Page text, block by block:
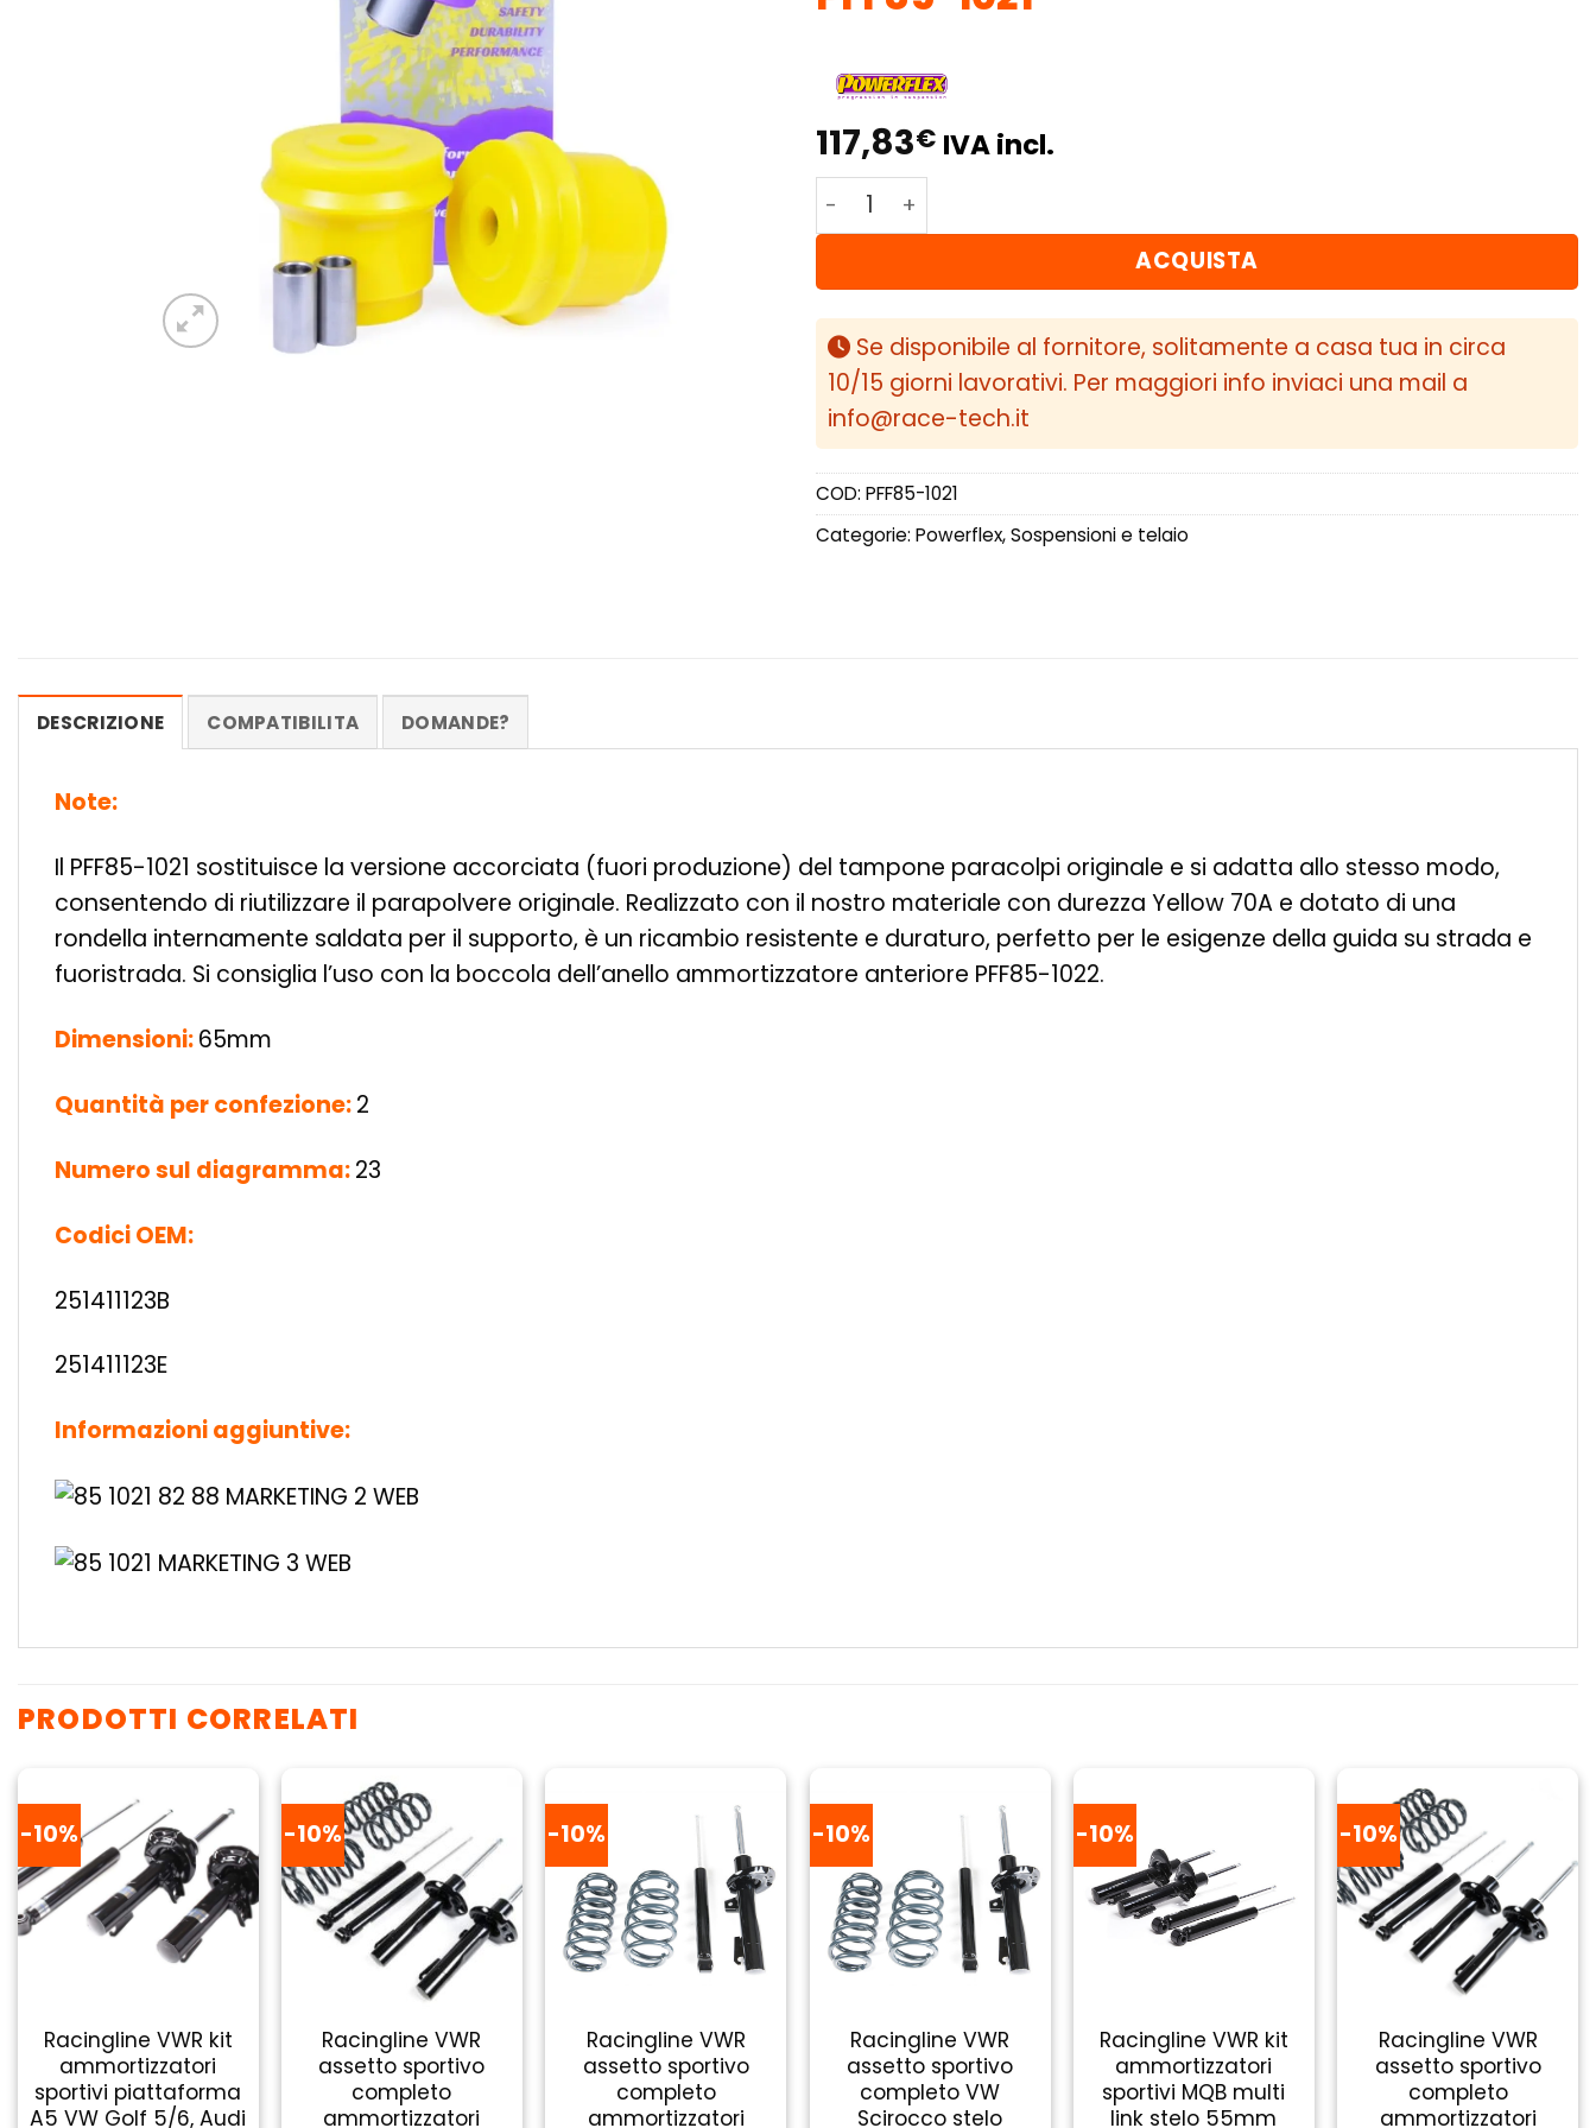
117,83€ IVA incl.
Powerflex Volkswagen Transporter Models T25/T3 Type 2 tutti i
ACQUISTA
Se disponibile al fornitore, solitamente a casa tua in circa
10/15 giorni lavorativi. Per maggiori info inviaci una mail a
info@race-tech.it
COD: PFF85-1021
Categorie: Powerflex,Sospensioni e telaio
DESCRIZIONE COMPATIBILITA DOMANDE?
Note:
Il PFF85-1021 sostituisce la versione accorciata (fuori produzione) del tampone paracolpi originale e si adatta allo stesso modo,
consentendo di riutilizzare il parapolvere originale. Realizzato con il nostro materiale con durezza Yellow 70A e dotato di una
rondella internamente saldata per il supporto, è un ricambio resistente e duraturo, perfetto per le esigenze della guida su strada e
fuoristrada. Si consiglia l’uso con la boccola dell’anello ammortizzatore anteriore PFF85-1022.
Dimensioni:65mm
Quantità per confezione:2
Numero sul diagramma:23
Codici OEM:
251411123B
251411123E
Informazioni aggiuntive:
PRODOTTI CORRELATI
-10%
Racingline VWR kit
ammortizzatori
sportivi piattaforma
A5 VW Golf 5/6, Audi
-10%
Racingline VWR
assetto sportivo
completo
ammortizzatori
-10%
Racingline VWR
assetto sportivo
completo
ammortizzatori
-10%
Racingline VWR
assetto sportivo
completo VW
Scirocco stelo
-10%
Racingline VWR kit
ammortizzatori
sportivi MQB multi
link stelo 55mm
-10%
Racingline VWR
assetto sportivo
completo
ammortizzatori